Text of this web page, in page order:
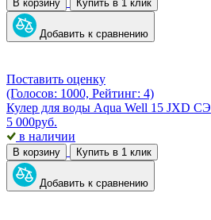
В корзину Купить в 1 клик
Добавить к сравнению
Поставить оценку
(Голосов: 1000, Рейтинг: 4)
Кулер для воды Aqua Well 15 JXD CЭ
5 000руб.
в наличии
В корзину Купить в 1 клик
Добавить к сравнению